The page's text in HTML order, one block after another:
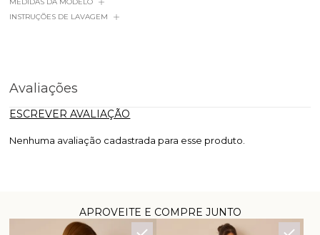
MEDIDAS DA MODELO
INSTRUÇÕES DE LAVAGEM
Avaliações
ESCREVER AVALIAÇÃO
Nenhuma avaliação cadastrada para esse produto.
APROVEITE E COMPRE JUNTO